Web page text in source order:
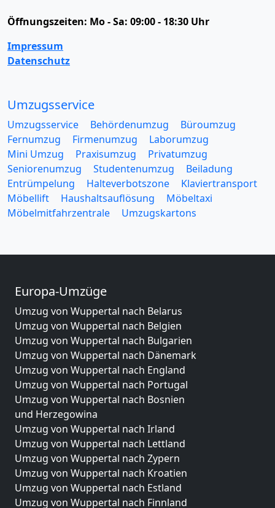
Öffnungszeiten: Mo - Sa: 09:00 - 18:30 Uhr
Impressum
Datenschutz
Umzugsservice
Umzugsservice Behördenumzug
Büroumzug
Fernumzug
Firmenumzug
Laborumzug
Mini Umzug
Praxisumzug
Privatumzug
Seniorenumzug
Studentenumzug
Beiladung
Entrümpelung
Halteverbotszone
Klaviertransport
Möbellift
Haushaltsauflösung
Möbeltaxi
Möbelmitfahrzentrale
Umzugskartons
Europa-Umzüge
Umzug von Wuppertal nach Belarus
Umzug von Wuppertal nach Belgien
Umzug von Wuppertal nach Bulgarien
Umzug von Wuppertal nach Dänemark
Umzug von Wuppertal nach England
Umzug von Wuppertal nach Portugal
Umzug von Wuppertal nach Bosnien
und Herzegowina
Umzug von Wuppertal nach Irland
Umzug von Wuppertal nach Lettland
Umzug von Wuppertal nach Zypern
Umzug von Wuppertal nach Kroatien
Umzug von Wuppertal nach Estland
Umzug von Wuppertal nach Finnland